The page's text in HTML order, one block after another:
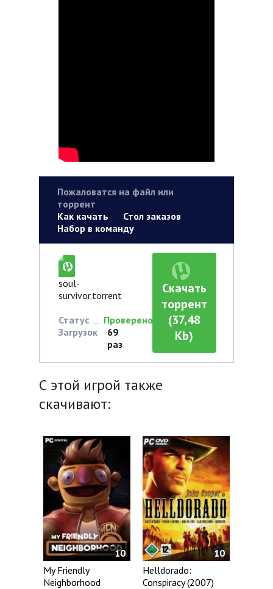
Пожаловатся на файл или
торрент
Как качать
Стол заказов
Набор в команду
soul-
survivor.torrent
Статус
Проверено
Загрузок
69
раз
Скачать
торрент
(37,48
Kb)
С этой игрой также
скачивают:
10
My Friendly
Neighborhood
10
Helldorado:
Conspiracy (2007)